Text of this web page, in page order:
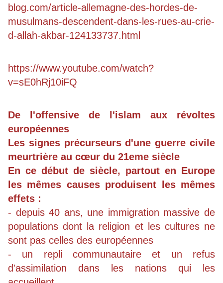
blog.com/article-allemagne-des-hordes-de-
musulmans-descendent-dans-les-rues-au-crie-
d-allah-akbar-124133737.html
https://www.youtube.com/watch?
v=sE0hRj10iFQ
De l'offensive de l'islam aux révoltes
européennes
Les signes précurseurs d'une guerre civile
meurtrière au cœur du 21eme siècle
En ce début de siècle, partout en Europe
les mêmes causes produisent les mêmes
effets :
- depuis 40 ans, une immigration massive de
populations dont la religion et les cultures ne
sont pas celles des européennes
- un repli communautaire et un refus
d'assimilation dans les nations qui les